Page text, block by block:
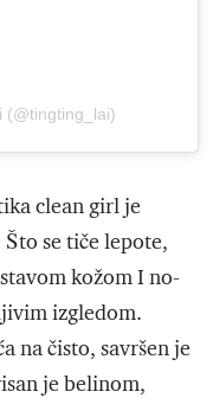
(@tingting_lai)
clean girl je
se tiče lepote,
kožom I no-
izgledom.
na čisto, savršen je
je belinom,